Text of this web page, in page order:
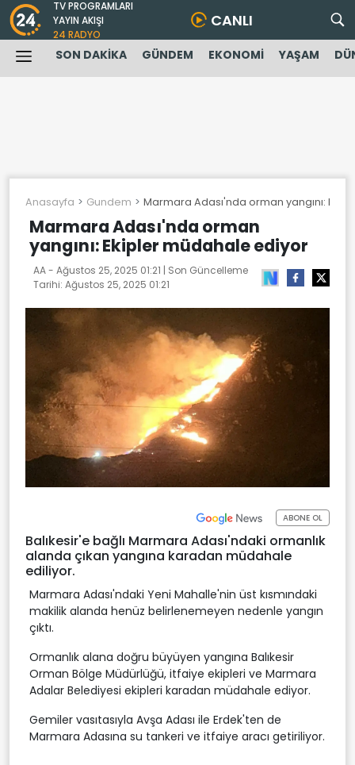
TV PROGRAMLARI
YAYIN AKIŞI
24 RADYO
CANLI
SON DAKİKA GÜNDEM EKONOMİ YAŞAM
Anasayfa Gundem Marmara Adası'nda orman yangını:
Marmara Adası'nda orman
yangını: Ekipler müdahale ediyor
AA - Ağustos 25, 2025 01:21 | Son Güncelleme
Tarihi: Ağustos 25, 2025 01:21
ABONE OL
Balıkesir'e bağlı Marmara Adası'ndaki ormanlık
alanda çıkan yangına karadan müdahale
ediliyor.
Marmara Adası'ndaki Yeni Mahalle'nin üst kısmındaki
makilik alanda henüz belirlenemeyen nedenle yangın
çıktı.
Ormanlık alana doğru büyüyen yangına Balıkesir
Orman Bölge Müdürlüğü, itfaiye ekipleri ve Marmara
Adalar Belediyesi ekipleri karadan müdahale ediyor.
Gemiler vasıtasıyla Avşa Adası ile Erdek'ten de
Marmara Adasına su tankeri ve itfaiye aracı getiriliyor.